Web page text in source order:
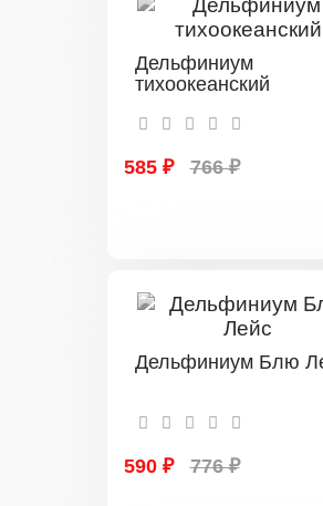
Дельфиниум
тихоокеанский
585 ₽ 766 ₽
Дельфиниум Блю
590 ₽ 776 ₽